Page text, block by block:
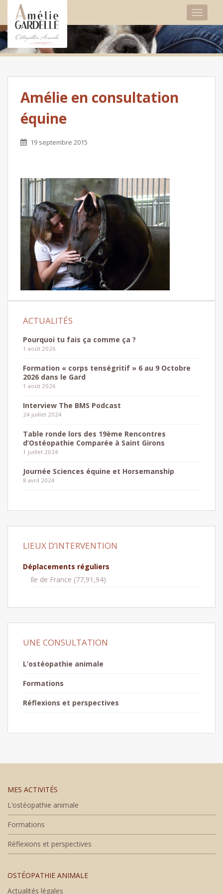
Amélie en consultation
équine
19 septembre 2015
Pourquoi tu fais ça comme ça ?
1 août 2026
Formation « corps tenségritif » 6 au 9 Octobre
2026 dans le Gard
1 août 2026
Interview The BMS Podcast
24 juillet 2024
Table ronde lors des 19ème Rencontres
d’Ostéopathie Comparée à Saint Girons
1 juillet 2024
Journée Sciences équine et Horsemanship
8 avril 2024
LIEUX D’INTERVENTION
Déplacements réguliers
Ile de France (77,91,94)
UNE CONSULTATION
L’ostéopathie animale
Formations
Réflexions et perspectives
MES ACTIVITÉS
L’ostéopathie animale
Formations
Réflexions et perspectives
OSTÉOPATHIE ANIMALE
Actualités légales